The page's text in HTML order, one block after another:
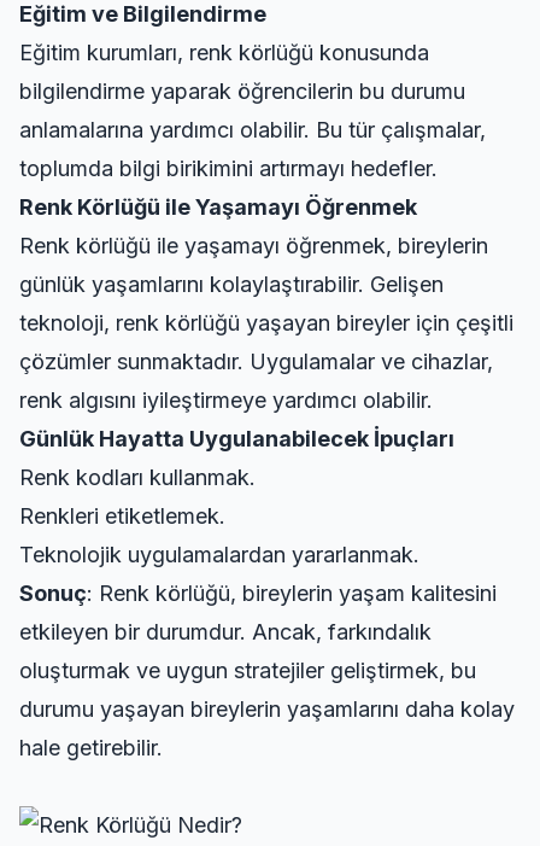
Eğitim ve Bilgilendirme
Eğitim kurumları, renk körlüğü konusunda
bilgilendirme yaparak öğrencilerin bu durumu
anlamalarına yardımcı olabilir. Bu tür çalışmalar,
toplumda bilgi birikimini artırmayı hedefler.
Renk Körlüğü ile Yaşamayı Öğrenmek
Renk körlüğü ile yaşamayı öğrenmek, bireylerin
günlük yaşamlarını kolaylaştırabilir. Gelişen
teknoloji, renk körlüğü yaşayan bireyler için çeşitli
çözümler sunmaktadır. Uygulamalar ve cihazlar,
renk algısını iyileştirmeye yardımcı olabilir.
Günlük Hayatta Uygulanabilecek İpuçları
Renk kodları kullanmak.
Renkleri etiketlemek.
Teknolojik uygulamalardan yararlanmak.
Sonuç: Renk körlüğü, bireylerin yaşam kalitesini
etkileyen bir durumdur. Ancak, farkındalık
oluşturmak ve uygun stratejiler geliştirmek, bu
durumu yaşayan bireylerin yaşamlarını daha kolay
hale getirebilir.